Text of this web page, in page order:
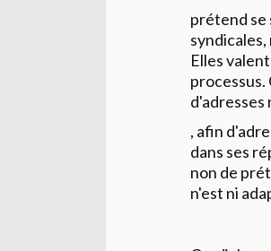
prétend se
Elles
processus.
d'adresses
, afin
dans ses
non de
n'est ni